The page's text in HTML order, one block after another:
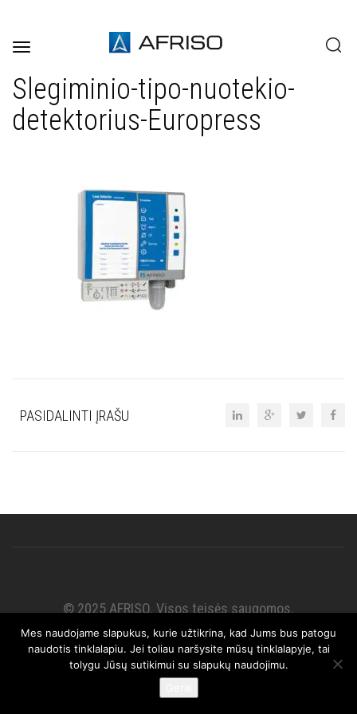
Toggle
Slegiminio-tipo-nuotekio-
detektorius-Europress
PASIDALINTI ĮRAŠU
© 2025 AFRISO. Visos teisės saugomos.
Mes naudojame slapukus, kurie užtikrina, kad Jums bus patogu
naudotis tinklalapiu. Jei toliau naršysite mūsų tinklalapyje, tai
tolygu Jūsų sutikimui su slapukų naudojimu.